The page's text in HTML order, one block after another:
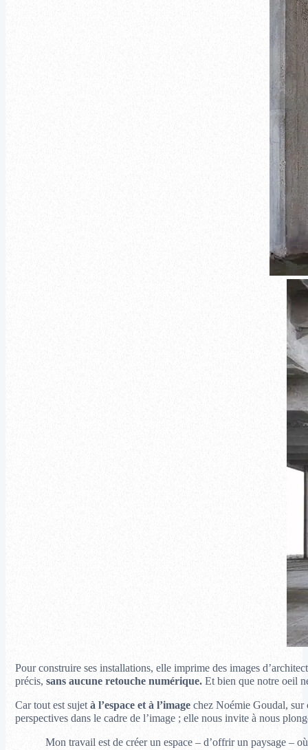
Pour construire ses installations, elle imprime des images
précis, sans aucune retouche numérique.Et bien que notre oeil
Car tout est sujetà l’espace et à l’imagechez Noémie Goudal, sur
perspectives dans le cadre de l’image ; elle nous invite à nous
Mon travail est de créer un espace – d’offrir un paysage –